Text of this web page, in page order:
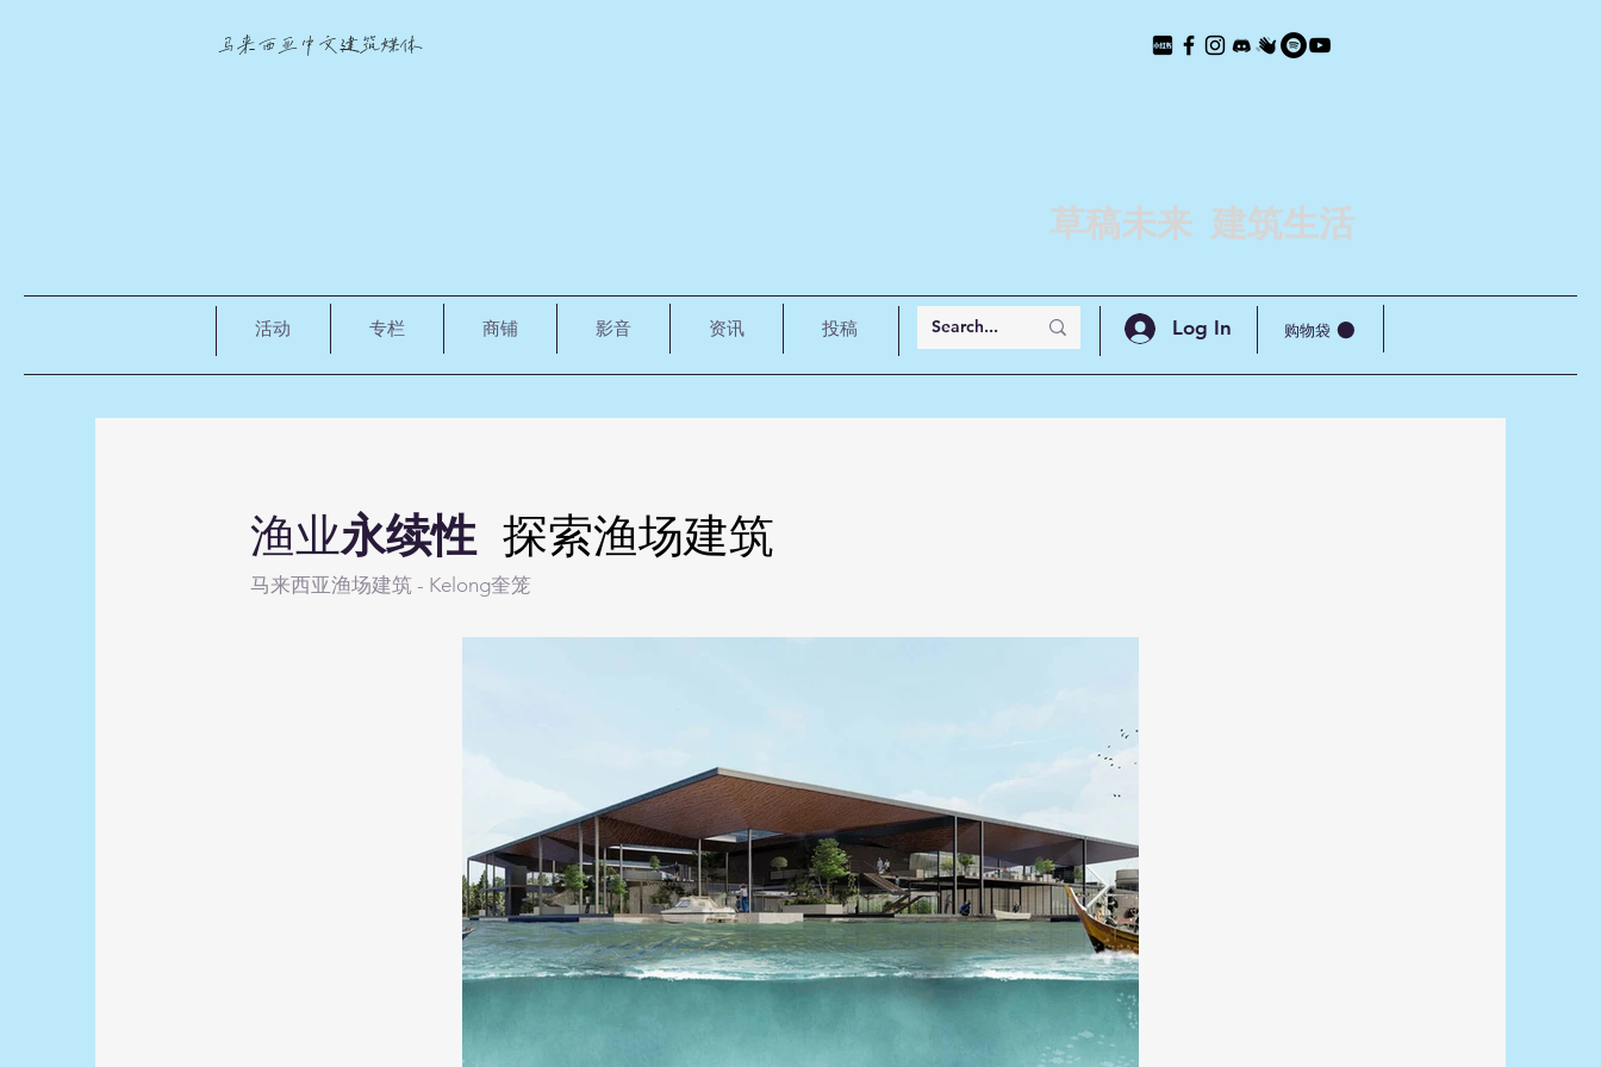
马来西亚中文建筑媒体
草稿未来 建筑生活
活动 专栏 商铺 影音 资讯 投稿 Log In 购物袋
渔业永续性 探索渔场建筑
马来西亚渔场建筑 - Kelong奎笼